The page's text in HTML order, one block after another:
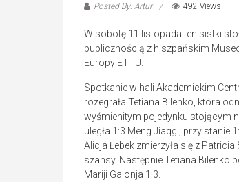
Posted By: Artur 492 Views
W sobotę 11 listopada tenisistki
publicznością z hiszpańskim
Europy ETTU.
Spotkanie w hali Akademickim
rozegrała Tetiana Bilenko, która
wyśmienitym pojedynku stojącym
uległa 1:3 Meng Jiaqgi, przy stanie
Alicja Łebek zmierzyła się z
szansy. Następnie Tetiana Bilenko
Mariji Galonja 1:3.